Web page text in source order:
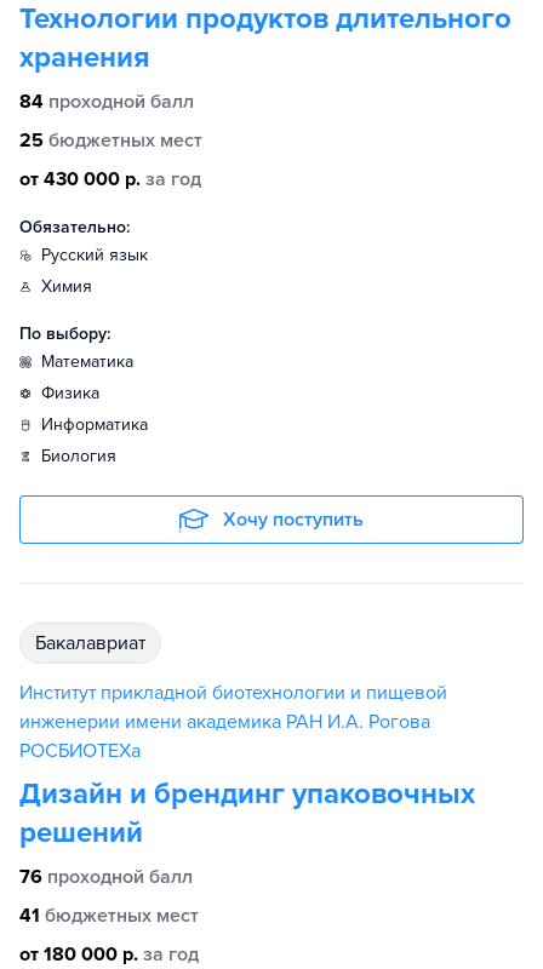
Технологии продуктов длительного
хранения
84 проходной балл
25 бюджетных мест
от 430 000 р. за год
Обязательно:
русский язык
химия
По выбору:
математика
физика
информатика
биология
Хочу поступить
бакалавриат
Институт прикладной биотехнологии и пищевой
инженерии имени академика РАН И.А. Рогова
РОСБИОТЕХа
Дизайн и брендинг упаковочных
решений
76 проходной балл
41 бюджетных мест
от 180 000 р. за год